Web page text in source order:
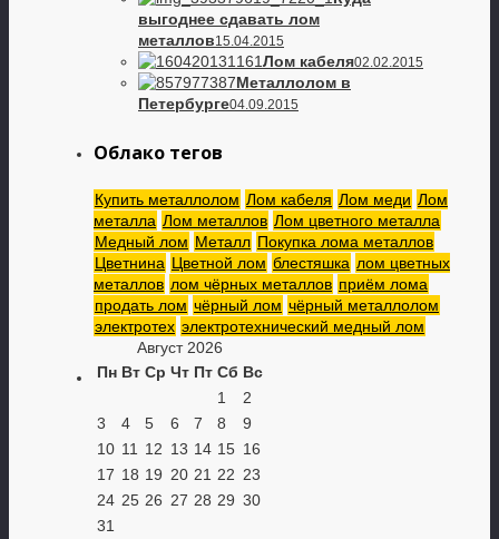
выгоднее сдавать лом
металлов15.04.2015
Лом кабеля02.02.2015
Металлолом в
Петербурге04.09.2015
Облако тегов
Купить металлолом Лом кабеля Лом меди Лом
металла Лом металлов Лом цветного металла
Медный лом Металл Покупка лома металлов
Цветнина Цветной лом блестяшка лом цветных
металлов лом чёрных металлов приём лома
продать лом чёрный лом чёрный металлолом
электротех электротехнический медный лом
Август 2026
Пн Вт Ср Чт Пт Сб Вс
1
2
3
4 5 6 7 8
9
10 11 12 13 14 15 16
17 18 19 20 21 22 23
24 25 26 27 28 29 30
31